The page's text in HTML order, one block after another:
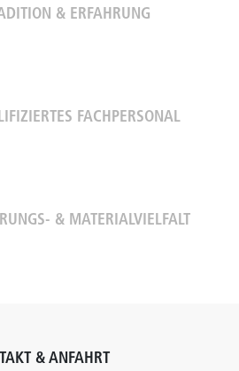
& ERFAHRUNG
FACHPERSONAL
& MATERIALVIELFALT
& ANFAHRT